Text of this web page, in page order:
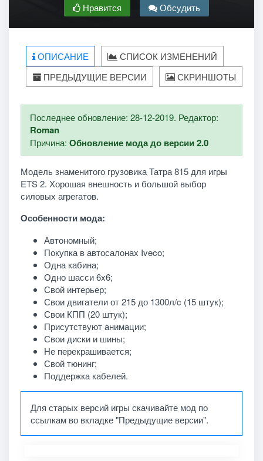
Нравится
Обсудить
ОПИСАНИЕ
СПИСОК ИЗМЕНЕНИЙ
ПРЕДЫДУЩИЕ ВЕРСИИ
СКРИНШОТЫ
Последнее обновление: 28-12-2019. Редактор:
Roman
Причина: Обновление мода до версии 2.0
Модель знаменитого грузовика Татра 815 для игры
ETS 2. Хорошая внешность и большой выбор
силовых агрегатов.
Особенности мода:
Автономный;
Покупка в автосалонах Iveco;
Одна кабина;
Одно шасси 6x6;
Свой интерьер;
Свои двигатели от 215 до 1300л/c (15 штук);
Свои КПП (20 штук);
Присутствуют анимации;
Свои диски и шины;
Не перекрашивается;
Свой тюнинг;
Поддержка кабелей.
Для старых версий игры скачивайте мод по
ссылкам во вкладке "Предыдущие версии".